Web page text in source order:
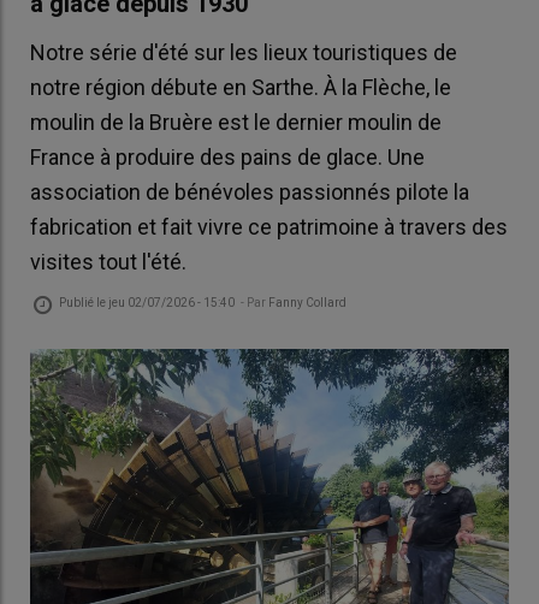
Notre série d'été sur les lieux touristiques de
notre région débute en Sarthe. À la Flèche, le
moulin de la Bruère est le dernier moulin de
France à produire des pains de glace. Une
association de bénévoles passionnés pilote la
fabrication et fait vivre ce patrimoine à travers des
visites tout l'été.
Publié le jeu 02/07/2026 - 15:40 - Par Fanny Collard